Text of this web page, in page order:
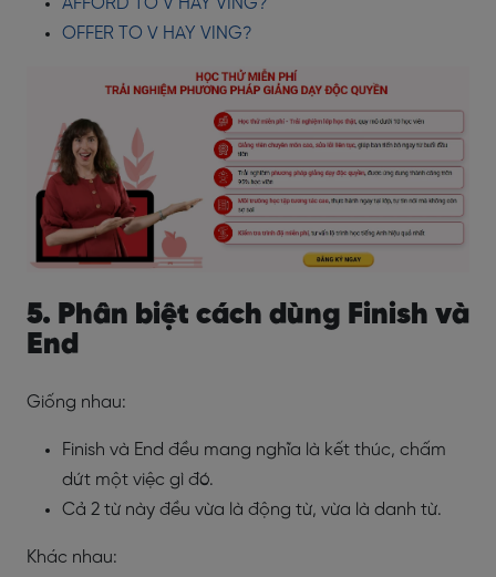
AFFORD TO V HAY VING?
OFFER TO V HAY VING?
5. Phân biệt cách dùng Finish và
End
Giống nhau:
Finish và End đều mang nghĩa là kết thúc, chấm
dứt một việc gì đó.
Cả 2 từ này đều vừa là động từ, vừa là danh từ.
Khác nhau: